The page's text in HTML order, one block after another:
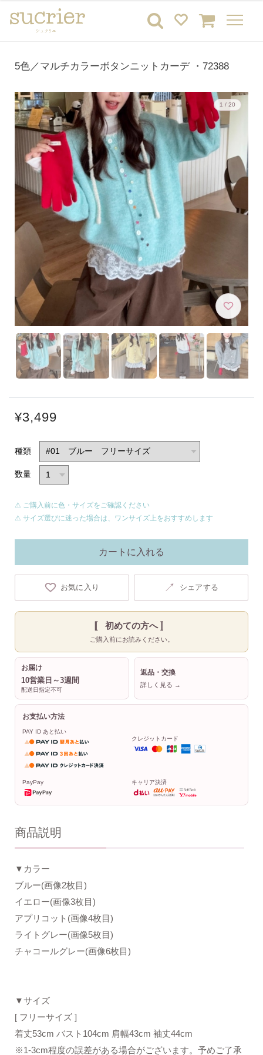
5色／マルチカラーボタンニットカーデ ・72388
1 / 20
¥3,499
種類
数量
⚠ ご購入前に色・サイズをご確認ください
⚠ サイズ選びに迷った場合は、ワンサイズ上をおすすめします
カートに入れる
お気に入り ↗ シェアする
〚 初めての方へ 〛
ご購入前にお読みください。
お届け
10営業日～3週間
配送日指定不可
返品・交換
詳しく見る →
お支払い方法
PAY ID あと払い
クレジットカード
PayPay キャリア決済
商品説明
▼カラー
ブルー(画像2枚目)
イエロー(画像3枚目)
アプリコット(画像4枚目)
ライトグレー(画像5枚目)
チャコールグレー(画像6枚目)
▼サイズ
[ フリーサイズ ]
着丈53cm バスト104cm 肩幅43cm 袖丈44cm
※1-3cm程度の誤差がある場合がございます。予めご了承